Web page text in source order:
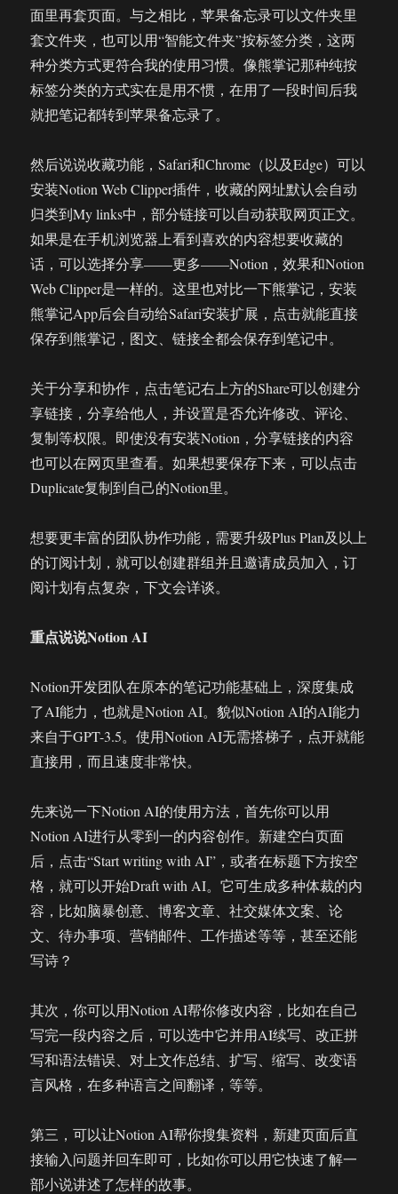
面里再套页面。与之相比，苹果备忘录可以文件夹里
套文件夹，也可以用“智能文件夹”按标签分类，这两
种分类方式更符合我的使用习惯。像熊掌记那种纯按
标签分类的方式实在是用不惯，在用了一段时间后我
就把笔记都转到苹果备忘录了。
然后说说收藏功能，Safari和Chrome（以及Edge）可以
安装Notion Web Clipper插件，收藏的网址默认会自动
归类到My links中，部分链接可以自动获取网页正文。
如果是在手机浏览器上看到喜欢的内容想要收藏的
话，可以选择分享——更多——Notion，效果和Notion
Web Clipper是一样的。这里也对比一下熊掌记，安装
熊掌记App后会自动给Safari安装扩展，点击就能直接
保存到熊掌记，图文、链接全都会保存到笔记中。
关于分享和协作，点击笔记右上方的Share可以创建分
享链接，分享给他人，并设置是否允许修改、评论、
复制等权限。即使没有安装Notion，分享链接的内容
也可以在网页里查看。如果想要保存下来，可以点击
Duplicate复制到自己的Notion里。
想要更丰富的团队协作功能，需要升级Plus Plan及以上
的订阅计划，就可以创建群组并且邀请成员加入，订
阅计划有点复杂，下文会详谈。
重点说说Notion AI
Notion开发团队在原本的笔记功能基础上，深度集成
了AI能力，也就是Notion AI。貌似Notion AI的AI能力
来自于GPT-3.5。使用Notion AI无需搭梯子，点开就能
直接用，而且速度非常快。
先来说一下Notion AI的使用方法，首先你可以用
Notion AI进行从零到一的内容创作。新建空白页面
后，点击“Start writing with AI”，或者在标题下方按空
格，就可以开始Draft with AI。它可生成多种体裁的内
容，比如脑暴创意、博客文章、社交媒体文案、论
文、待办事项、营销邮件、工作描述等等，甚至还能
写诗？
其次，你可以用Notion AI帮你修改内容，比如在自己
写完一段内容之后，可以选中它并用AI续写、改正拼
写和语法错误、对上文作总结、扩写、缩写、改变语
言风格，在多种语言之间翻译，等等。
第三，可以让Notion AI帮你搜集资料，新建页面后直
接输入问题并回车即可，比如你可以用它快速了解一
部小说讲述了怎样的故事。